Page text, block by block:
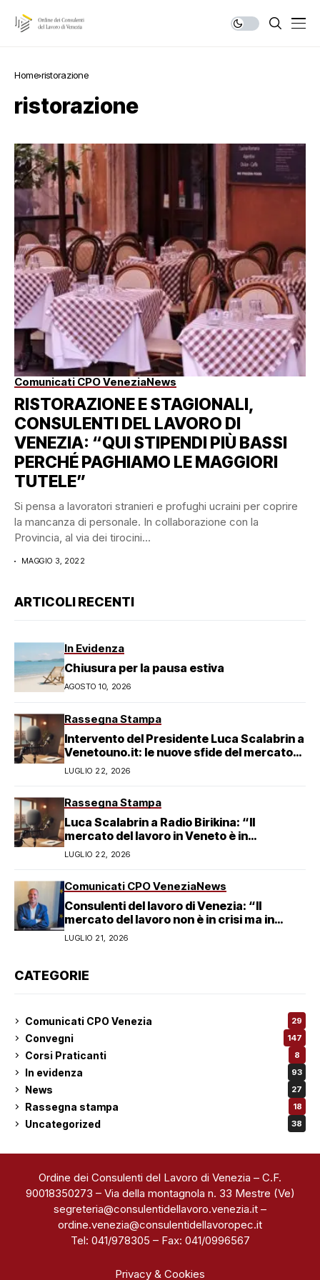
Home ristorazione
ristorazione
Comunicati CPO VeneziaNews
RISTORAZIONE E STAGIONALI,
CONSULENTI DEL LAVORO DI
VENEZIA: “QUI STIPENDI PIÙ BASSI
PERCHÉ PAGHIAMO LE MAGGIORI
TUTELE”
Si pensa a lavoratori stranieri e profughi ucraini per coprire
la mancanza di personale. In collaborazione con la
Provincia, al via dei tirocini...
MAGGIO 3, 2022
ARTICOLI RECENTI
In Evidenza
Chiusura per la pausa estiva
AGOSTO 10, 2026
Rassegna Stampa
Intervento del Presidente Luca Scalabrin a
Venetouno.it: le nuove sfide del mercato
del lavoro veneziano
LUGLIO 22, 2026
Rassegna Stampa
Luca Scalabrin a Radio Birikina: “Il
mercato del lavoro in Veneto è in
trasformazione”
LUGLIO 22, 2026
Comunicati CPO VeneziaNews
Consulenti del lavoro di Venezia: “Il
mercato del lavoro non è in crisi ma in
trasformazione, serve responsabilità
condivisa”
LUGLIO 21, 2026
CATEGORIE
Comunicati CPO Venezia 29
Convegni 147
Corsi Praticanti 8
In evidenza 93
News 27
Rassegna stampa 18
Uncategorized 38
Ordine dei Consulenti del Lavoro di Venezia – C.F.
90018350273 – Via della montagnola n. 33 Mestre (Ve)
segreteria@consulentidellavoro.venezia.it –
ordine.venezia@consulentidellavoropec.it
Tel: 041/978305 – Fax: 041/0996567
Privacy & Cookies